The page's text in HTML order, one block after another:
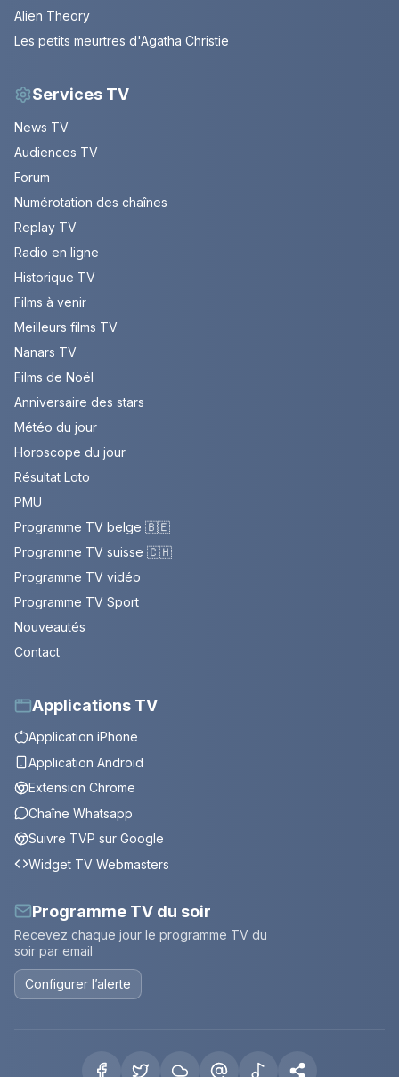
Alien Theory
Les petits meurtres d'Agatha Christie
Services TV
News TV
Audiences TV
Forum
Numérotation des chaînes
Replay TV
Radio en ligne
Historique TV
Films à venir
Meilleurs films TV
Nanars TV
Films de Noël
Anniversaire des stars
Météo du jour
Horoscope du jour
Résultat Loto
PMU
Programme TV belge 🇧🇪
Programme TV suisse 🇨🇭
Programme TV vidéo
Programme TV Sport
Nouveautés
Contact
Applications TV
Application iPhone
Application Android
Extension Chrome
Chaîne Whatsapp
Suivre TVP sur Google
Widget TV Webmasters
Programme TV du soir
Recevez chaque jour le programme TV du
soir par email
Configurer l’alerte